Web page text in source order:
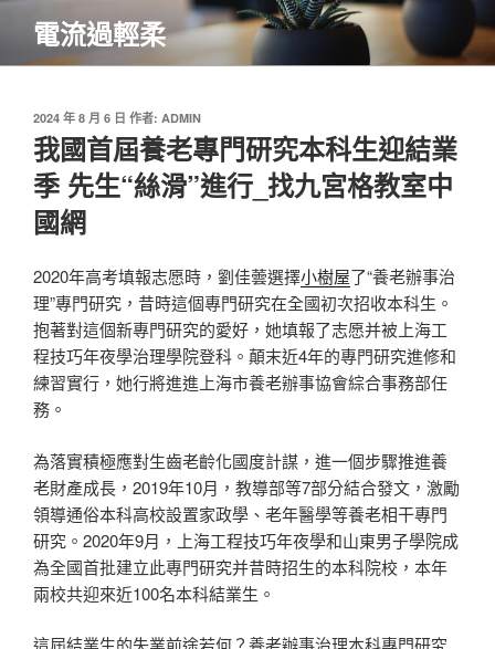
主
電流過輕柔
發
佈
於
2024 年 8 月 6 日 作者: ADMIN
我國首屆養老專門研究本科生迎結業
季 先生“絲滑”進行_找九宮格教室中
國網
2020年高考填報志愿時，劉佳蕓選擇小樹屋了“養老辦事治
理”專門研究，昔時這個專門研究在全國初次招收本科生。
抱著對這個新專門研究的愛好，她填報了志愿并被上海工
程技巧年夜學治理學院登科。顛末近4年的專門研究進修和
練習實行，她行將進進上海市養老辦事協會綜合事務部任
務。
為落實積極應對生齒老齡化國度計謀，進一個步驟推進養
老財產成長，2019年10月，教導部等7部分結合發文，激勵
領導通俗本科高校設置家政學、老年醫學等養老相干專門
研究。2020年9月，上海工程技巧年夜學和山東男子學院成
為全國首批建立此專門研究并昔時招生的本科院校，本年
兩校共迎來近100名本科結業生。
這屆結業生的失業前途若何？養老辦事治理本科專門研究